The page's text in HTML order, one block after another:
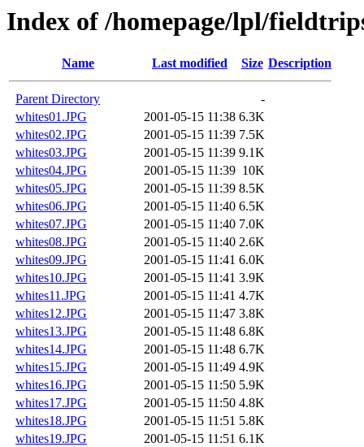
Index of /homepage/lpl/
Name Last modified Size Description
Parent Directory
-
whites01.JPG
2001-05-15 11:38 6.3K
whites02.JPG
2001-05-15 11:39 7.5K
whites03.JPG
2001-05-15 11:39 9.1K
whites04.JPG
2001-05-15 11:39 10K
whites05.JPG
2001-05-15 11:39 8.5K
whites06.JPG
2001-05-15 11:40 6.5K
whites07.JPG
2001-05-15 11:40 7.0K
whites08.JPG
2001-05-15 11:40 2.6K
whites09.JPG
2001-05-15 11:41 6.0K
whites10.JPG
2001-05-15 11:41 3.9K
whites11.JPG
2001-05-15 11:41 4.7K
whites12.JPG
2001-05-15 11:47 3.8K
whites13.JPG
2001-05-15 11:48 6.8K
whites14.JPG
2001-05-15 11:48 6.7K
whites15.JPG
2001-05-15 11:49 4.9K
whites16.JPG
2001-05-15 11:50 5.9K
whites17.JPG
2001-05-15 11:50 4.8K
whites18.JPG
2001-05-15 11:51 5.8K
whites19.JPG
2001-05-15 11:51 6.1K